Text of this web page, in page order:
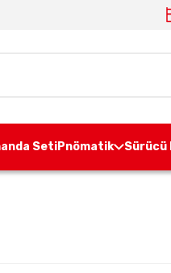
SetiPnömatik Sürücü